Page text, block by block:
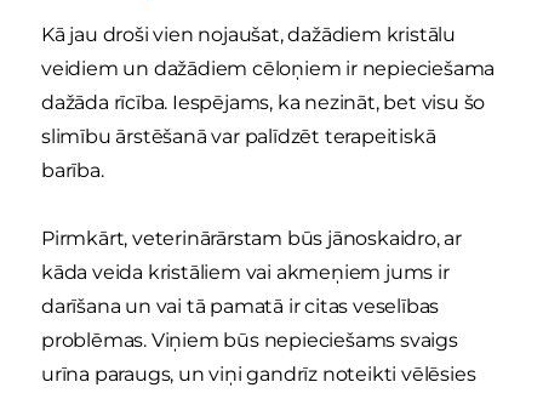
Kā jau droši vien nojaušat, dažādiem kristālu
veidiem un dažādiem cēloņiem ir nepieciešama
dažāda rīcība. Iespējams, ka nezināt, bet visu šo
slimību ārstēšanā var palīdzēt terapeitiskā
barība.
Pirmkārt, veterinārārstam būs jānoskaidro, ar
kāda veida kristāliem vai akmeņiem jums ir
darīšana un vai tā pamatā ir citas veselības
problēmas. Viņiem būs nepieciešams svaigs
urīna paraugs, un viņi gandrīz noteikti vēlēsies